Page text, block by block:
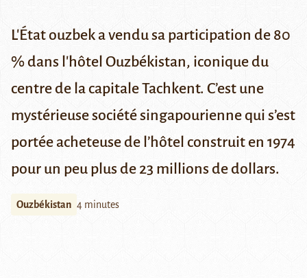
L'État ouzbek a vendu sa participation de 80
% dans l'hôtel Ouzbékistan, iconique du
centre de la capitale Tachkent. C’est une
mystérieuse société singapourienne qui s’est
portée acheteuse de l’hôtel construit en 1974
pour un peu plus de 23 millions de dollars.
Ouzbékistan 4 minutes